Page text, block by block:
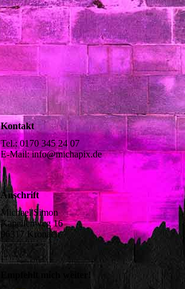
Kontakt
Tel.: 0170 345 24 07
E-Mail: info@michapix.de
Anschrift
Michael Simon
Kapellenweg 16
96317 Kronach